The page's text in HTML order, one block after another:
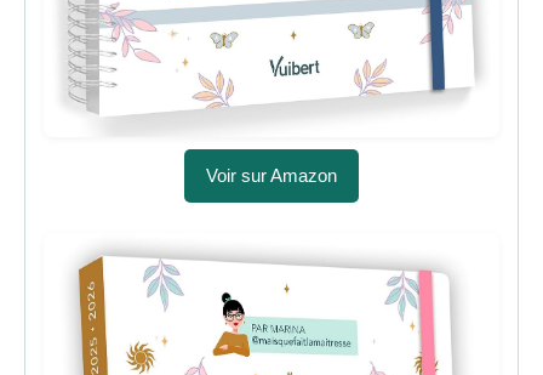
Voir sur Amazon